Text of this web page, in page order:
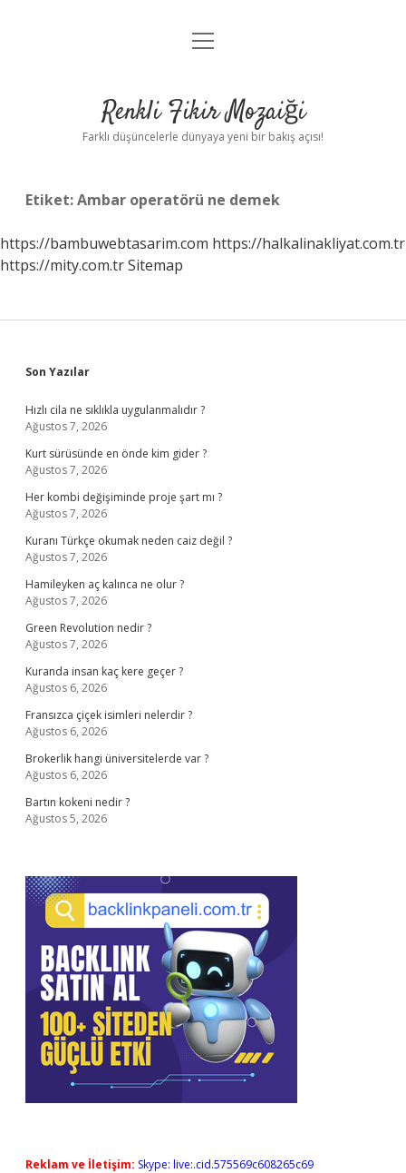
Anasayfa
Yasal Uyarı
menüyü
Renkli Fikir Mozaiği
Farklı düşüncelerle dünyaya yeni bir bakış açısı!
Etiket:Ambar operatörü ne demek
https://bambuwebtasarim.com https://halkalinakliyat.com.tr
https://mity.com.trSitemap
Sidebar
Son Yazılar
Hızlı cila ne sıklıkla uygulanmalıdır ?
Ağustos 7, 2026
Kurt sürüsünde en önde kim gider ?
Ağustos 7, 2026
Her kombi değişiminde proje şart mı ?
Ağustos 7, 2026
Kuranı Türkçe okumak neden caiz değil ?
Ağustos 7, 2026
Hamileyken aç kalınca ne olur ?
Ağustos 7, 2026
Green Revolution nedir ?
Ağustos 7, 2026
Kuranda insan kaç kere geçer ?
Ağustos 6, 2026
Fransızca çiçek isimleri nelerdir ?
Ağustos 6, 2026
Brokerlik hangi üniversitelerde var ?
Ağustos 6, 2026
Bartın kokeni nedir ?
Ağustos 5, 2026
Reklam ve İletişim: Skype: live:.cid.575569c608265c69